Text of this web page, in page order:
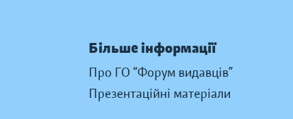
Більше інформації
Про ГО “Форум видавців”
Презентаційні матеріали